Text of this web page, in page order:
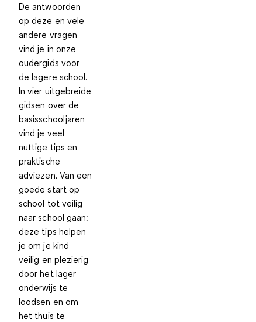
De antwoorden
op deze en vele
andere vragen
vind je in onze
oudergids voor
de lagere school.
In vier uitgebreide
gidsen over de
basisschooljaren
vind je veel
nuttige tips en
praktische
adviezen. Van een
goede start op
school tot veilig
naar school gaan:
deze tips helpen
je om je kind
veilig en plezierig
door het lager
onderwijs te
loodsen en om
het thuis te